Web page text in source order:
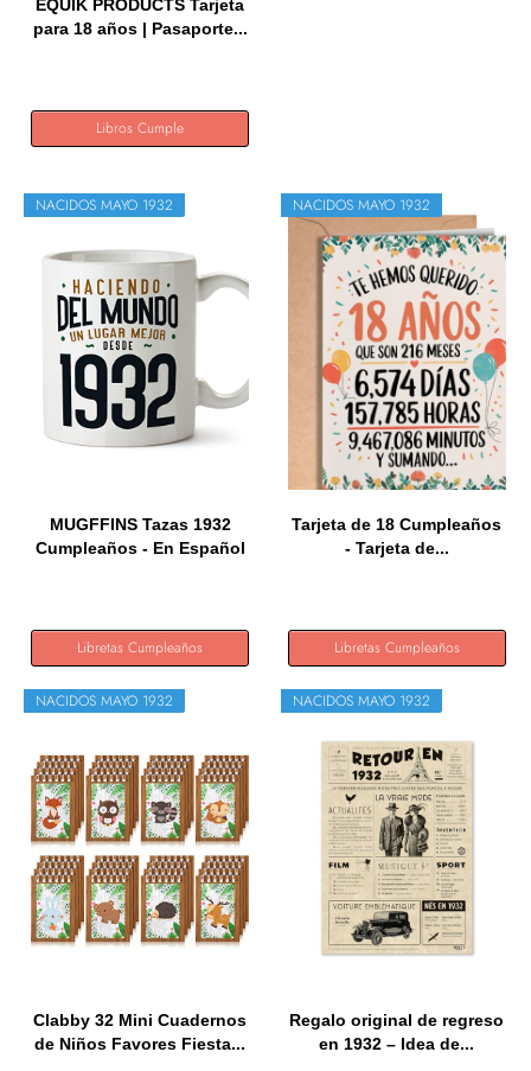
EQUIK PRODUCTS Tarjeta
para 18 años | Pasaporte...
Libros Cumple
NACIDOS MAYO 1932
MUGFFINS Tazas 1932
Cumpleaños - En Español
Libretas Cumpleaños
NACIDOS MAYO 1932
Tarjeta de 18 Cumpleaños
- Tarjeta de...
Libretas Cumpleaños
NACIDOS MAYO 1932
Clabby 32 Mini Cuadernos
de Niños Favores Fiesta...
NACIDOS MAYO 1932
Regalo original de regreso
en 1932 – Idea de...